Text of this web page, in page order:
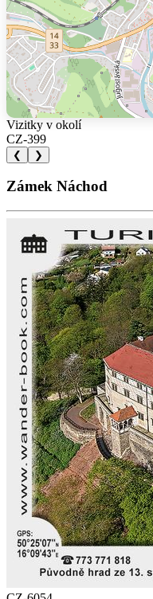
Vizitky v okolí
CZ-399
❮ ❯
Zámek Náchod